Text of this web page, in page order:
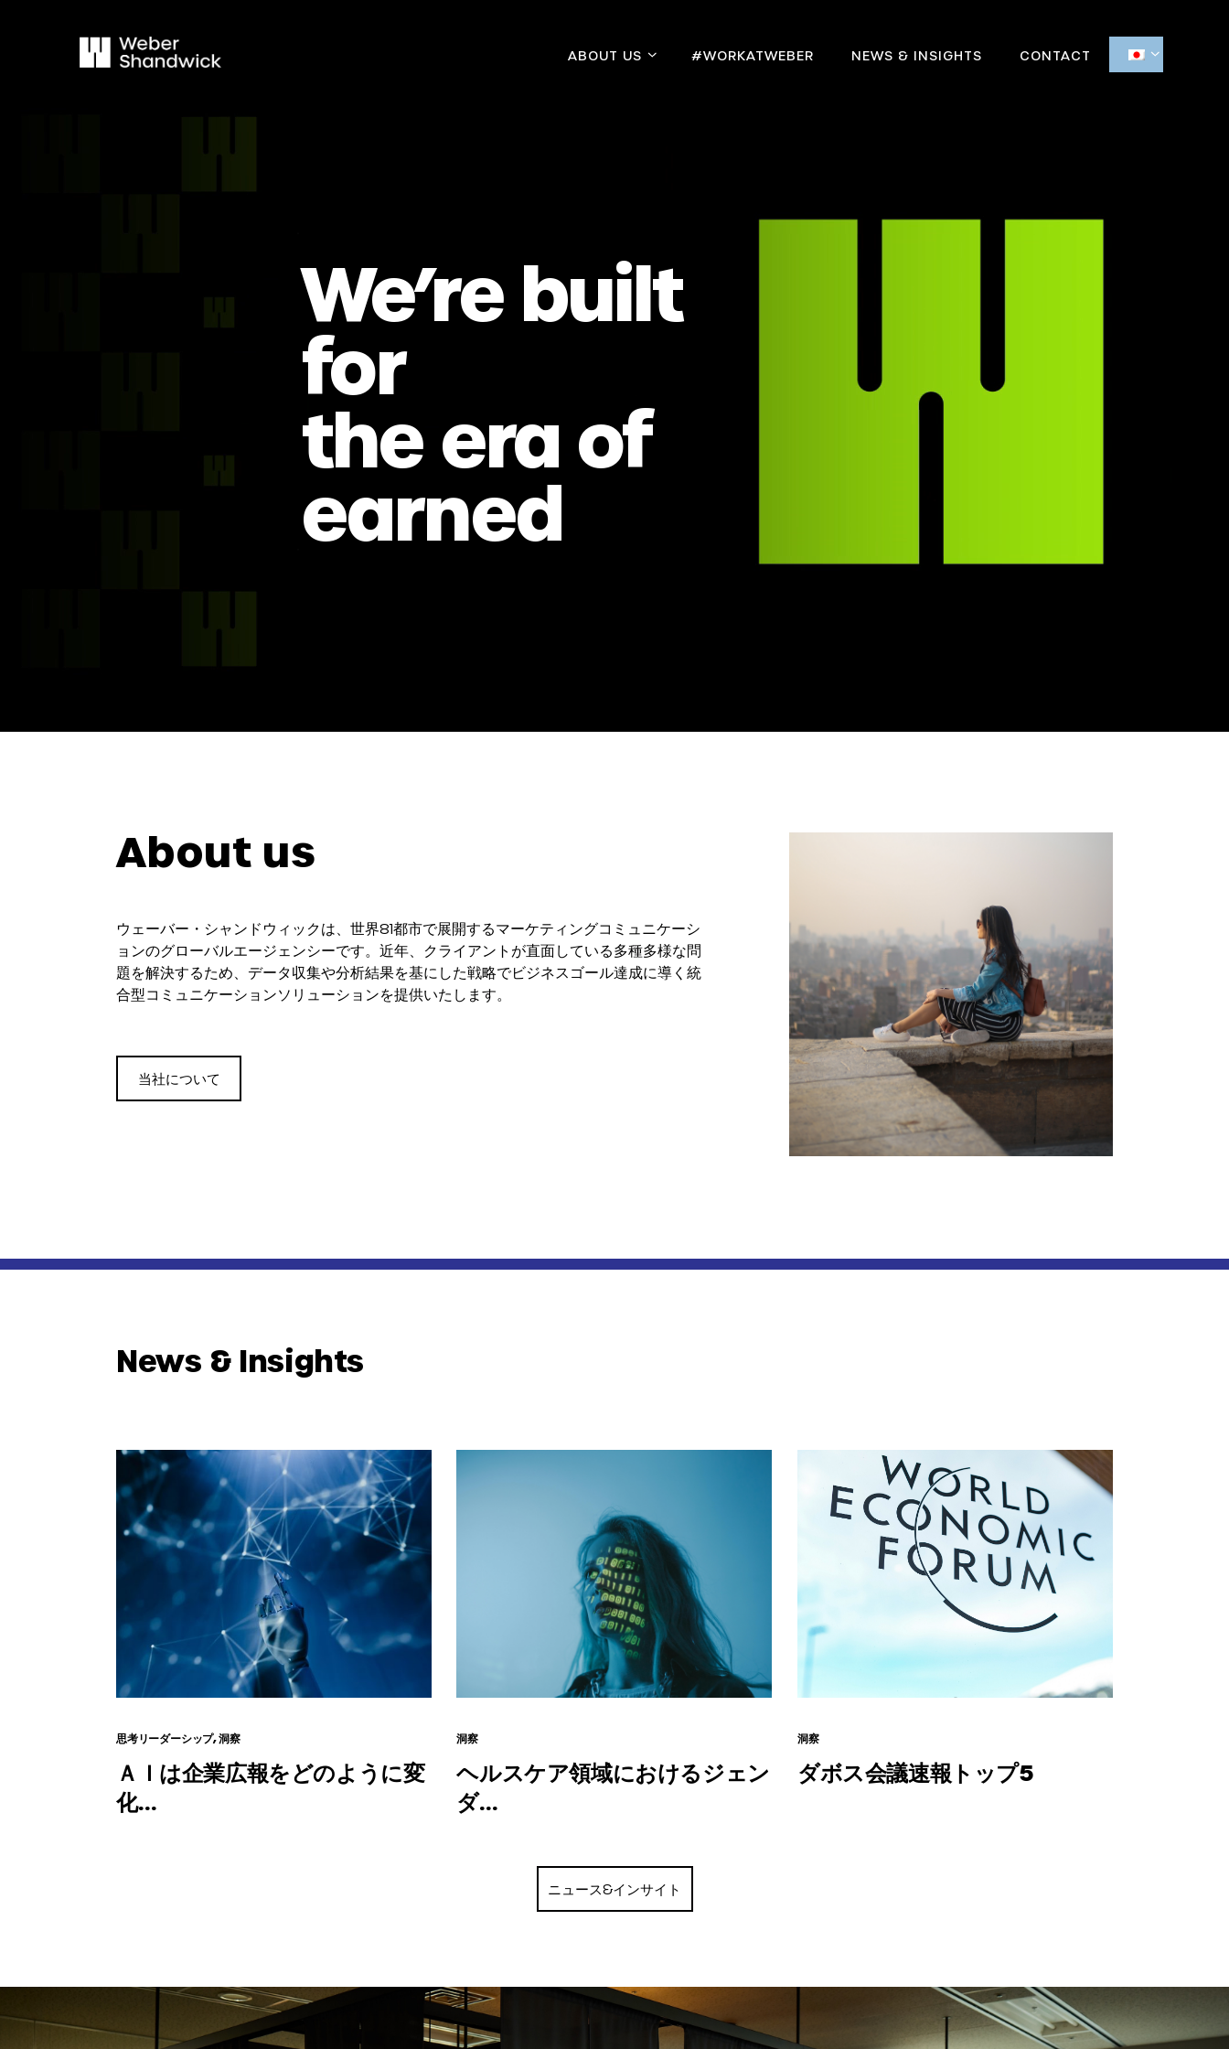
ABOUT US #WORKATWEBER NEWS & INSIGHTS CONTACT
We’re built
for
the era of
earned
About us
ウェーバー・シャンドウィックは、世界81都市で展開するマーケティングコミュニケーシ
ョンのグローバルエージェンシーです。近年、クライアントが直面している多種多様な問
題を解決するため、データ収集や分析結果を基にした戦略でビジネスゴール達成に導く統
合型コミュニケーションソリューションを提供いたします。
当社について
News & Insights
思考リーダーシップ, 洞察
ＡＩは企業広報をどのように変
化…
洞察
ヘルスケア領域におけるジェン
ダ…
洞察
ダボス会議速報トップ5
ニュース&インサイト